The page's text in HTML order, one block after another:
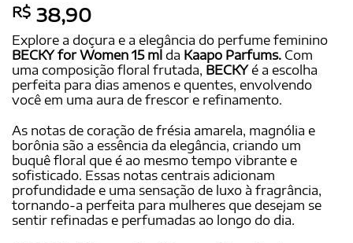
Avaliado
como5de
5, com
baseado em
20
avaliações
de clientes
R$ 38,90
Explore a doçura e a elegância do perfume feminino
BECKY for Women 15 ml da Kaapo Parfums. Com
uma composição floral frutada, BECKYé a escolha
perfeita para dias amenos e quentes, envolvendo
você em uma aura de frescor e refinamento.
As notas de coração de frésia amarela, magnólia e
borônia são a essência da elegância, criando um
buquê floral que é ao mesmo tempo vibrante e
sofisticado. Essas notas centrais adicionam
profundidade e uma sensação de luxo à fragrância,
tornando-a perfeita para mulheres que desejam se
sentir refinadas e perfumadas ao longo do dia.